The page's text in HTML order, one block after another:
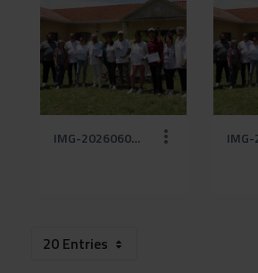
IMG-20260601-WA0038 (5).jpg
20 Entries